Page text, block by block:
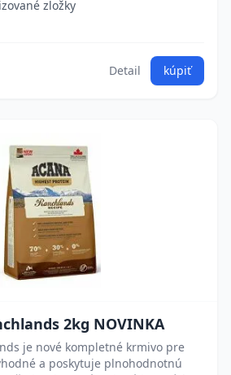
zložky
Detail kúpiť
2kg NOVINKA
je nové kompletné krmivo pre
a poskytuje plnohodnotnú